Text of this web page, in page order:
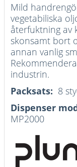
Mild
vegetabiliska
återfuktning av
skonsamt bort
annan vanlig
industrin.
Packsats: 8
Dispenser
MP2000